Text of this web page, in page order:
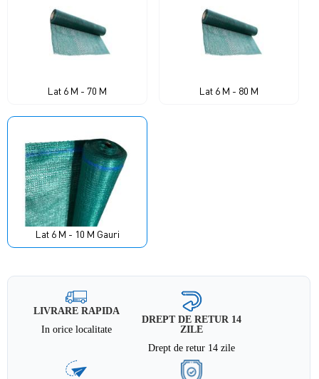
Lat 6 M - 70 M Lat 6 M - 80 M
Lat 6 M - 10 M Gauri
LIVRARE RAPIDA
In orice localitate
DREPT DE RETUR 14
ZILE
Drept de retur 14 zile